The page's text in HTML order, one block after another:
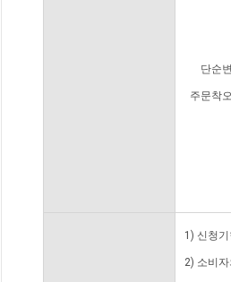
단순
주문착
1) 신청
2) 소비